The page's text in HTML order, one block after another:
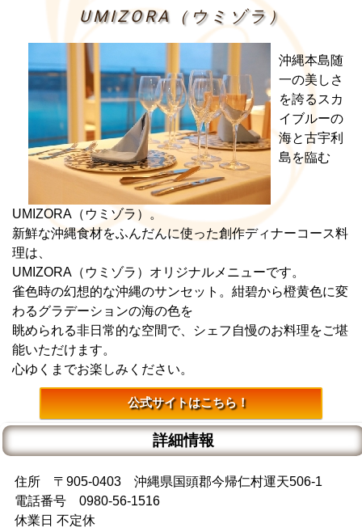
UMIZORA（ウミゾラ）
沖縄本島随
一の美しさ
を誇るスカ
イブルーの
海と古宇利
島を臨む
UMIZORA（ウミゾラ）。
新鮮な沖縄食材をふんだんに使った創作ディナーコース料
理は、
UMIZORA（ウミゾラ）オリジナルメニューです。
雀色時の幻想的な沖縄のサンセット。紺碧から橙黄色に変
わるグラデーションの海の色を
眺められる非日常的な空間で、シェフ自慢のお料理をご堪
能いただけます。
心ゆくまでお楽しみください。
公式サイトはこちら！
詳細情報
住所 〒905-0403 沖縄県国頭郡今帰仁村運天506-1
電話番号 0980-56-1516
休業日 不定休